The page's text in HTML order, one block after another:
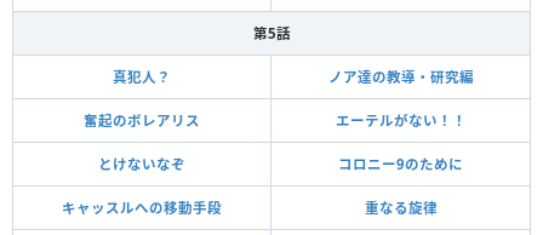
第5話
真犯人？ ノア達の教導・研究編
奮起のボレアリス エーテルがない！！
とけないなぞ コロニー9のために
キャッスルへの移動手段 重なる旋律